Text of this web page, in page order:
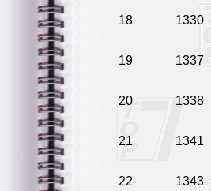
18 1330
19 1337
20 1338
21 1341
22 1343